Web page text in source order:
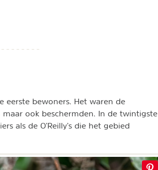
eerste bewoners. Het waren de
ook beschermden. In de twintigste
als de O’Reilly’s die het gebied